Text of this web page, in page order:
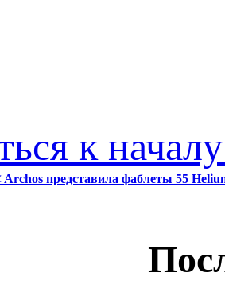
к
Archos представила фаблеты 55